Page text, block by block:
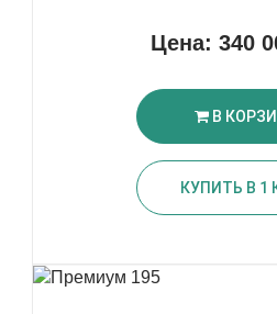
Цена: 340
В
КУПИТЬ В 1